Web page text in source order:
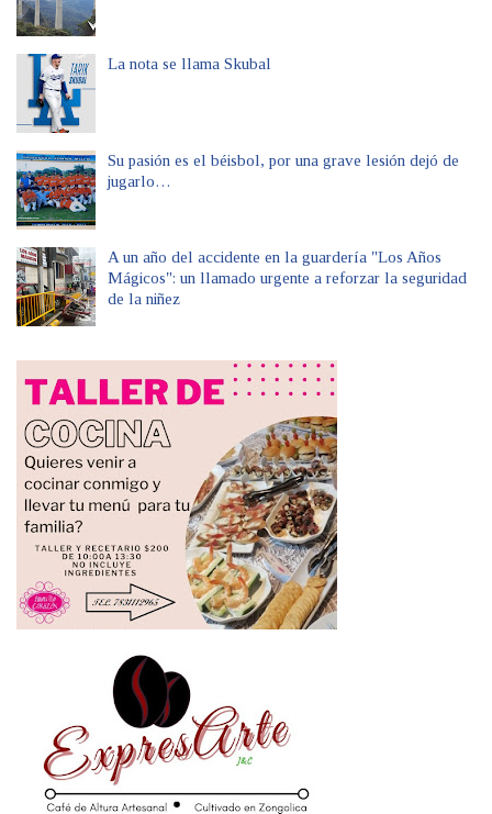
La nota se llama Skubal
Su pasión es el béisbol, por una grave lesión dejó de
jugarlo…
A un año del accidente en la guardería "Los Años
Mágicos": un llamado urgente a reforzar la seguridad
de la niñez